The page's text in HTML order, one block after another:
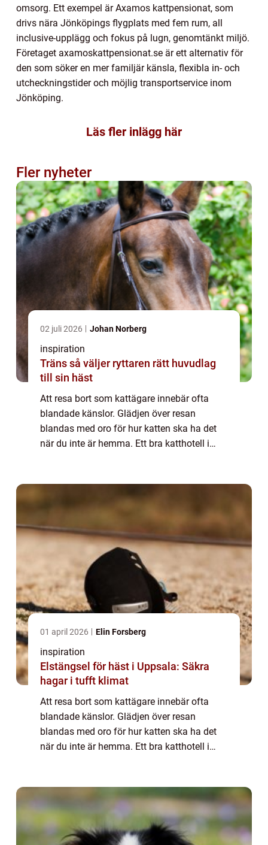
omsorg. Ett exempel är Axamos kattpensionat, som
drivs nära Jönköpings flygplats med fem rum, all
inclusive-upplägg och fokus på lugn, genomtänkt miljö.
Företaget axamoskattpensionat.se är ett alternativ för
den som söker en mer familjär känsla, flexibla in- och
utcheckningstider och möjlig transportservice inom
Jönköping.
Läs fler inlägg här
Fler nyheter
02 juli 2026 Johan Norberg
inspiration
Träns så väljer ryttaren rätt huvudlag
till sin häst
Att resa bort som kattägare innebär ofta
blandade känslor. Glädjen över resan
blandas med oro för hur katten ska ha det
när du inte är hemma. Ett bra katthotell i
01 april 2026 Elin Forsberg
inspiration
Elstängsel för häst i Uppsala: Säkra
hagar i tufft klimat
Att resa bort som kattägare innebär ofta
blandade känslor. Glädjen över resan
blandas med oro för hur katten ska ha det
när du inte är hemma. Ett bra katthotell i